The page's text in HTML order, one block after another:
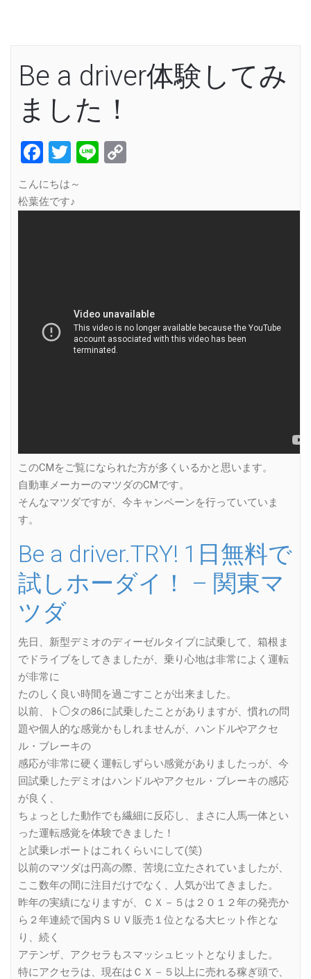
Be a driver体験してみ
ました！
Facebook
Twitter
Line
こんにちは～
松葉佐です♪
このCMをご覧になられた方が多くいるかと思います。
自動車メーカーのマツダのCMです。
そんなマツダですが、今キャンペーンを行っていていま
す。
Be a driver.TRY! 1日無料で
試しホーダイ！ – 関東マ
ツダ
先日、新型デミオのディーゼルタイプに試乗して、箱根ま
でドライブをしてきましたが、乗り心地は非常によく運転
が非常に
たのしく良い時間を過ごすことが出来ました。
以前、ト◯タの86に試乗したことがありますが、慣れの問
題や個人的な感覚かもしれませんが、ハンドルやアクセ
ル・ブレーキの
感応が非常に硬く運転しずらい感覚がありましたっが、今
回試乗したデミオはハンドルやアクセル・ブレーキの感応
が良く、
ちょっとした動作でも繊細に反応し、まさに人馬一体とい
った運転感覚を体験できました！
と試乗レポートはこれくらいにして(笑)
以前のマツダは円高の際、苦境に立たされていましたが、
ここ数年の間に注目だけでなく、人気が出てきました。
昨年の実績になりますが、ＣＸ－５は２０１２年の発売か
ら２年連続で国内ＳＵＶ販売１位となる大ヒット作とな
り、続く
アテンザ、アクセラもスマッシュヒットとなりました。
特にアクセラは、現在はＣＸ－５以上に売れる稼ぎ頭で、